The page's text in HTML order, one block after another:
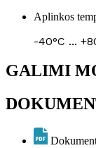
Aplinkos
-40°C ...
GALIMI